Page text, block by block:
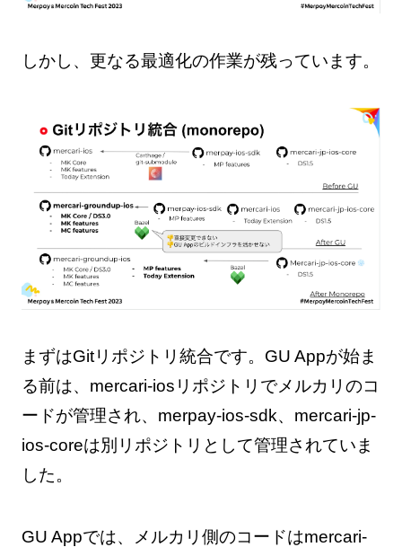
しかし、更なる最適化の作業が残っています。
まずはGitリポジトリ統合です。GU Appが始ま
る前は、mercari-iosリポジトリでメルカリのコ
ードが管理され、merpay-ios-sdk、mercari-jp-
ios-coreは別リポジトリとして管理されていま
した。
GU Appでは、メルカリ側のコードはmercari-